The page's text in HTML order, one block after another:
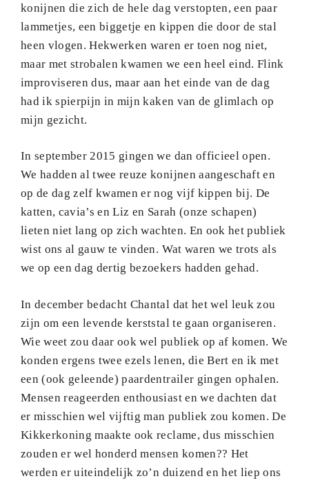
konijnen die zich de hele dag verstopten, een paar
lammetjes, een biggetje en kippen die door de stal
heen vlogen. Hekwerken waren er toen nog niet,
maar met strobalen kwamen we een heel eind. Flink
improviseren dus, maar aan het einde van de dag
had ik spierpijn in mijn kaken van de glimlach op
mijn gezicht.
In september 2015 gingen we dan officieel open.
We hadden al twee reuze konijnen aangeschaft en
op de dag zelf kwamen er nog vijf kippen bij. De
katten, cavia’s en Liz en Sarah (onze schapen)
lieten niet lang op zich wachten. En ook het publiek
wist ons al gauw te vinden. Wat waren we trots als
we op een dag dertig bezoekers hadden gehad.
In december bedacht Chantal dat het wel leuk zou
zijn om een levende kerststal te gaan organiseren.
Wie weet zou daar ook wel publiek op af komen. We
konden ergens twee ezels lenen, die Bert en ik met
een (ook geleende) paardentrailer gingen ophalen.
Mensen reageerden enthousiast en we dachten dat
er misschien wel vijftig man publiek zou komen. De
Kikkerkoning maakte ook reclame, dus misschien
zouden er wel honderd mensen komen?? Het
werden er uiteindelijk zo’n duizend en het liep ons